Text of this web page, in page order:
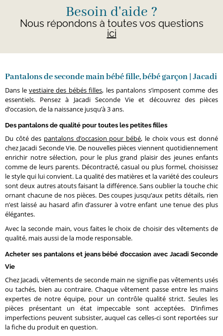
Besoin d'aide ?
Nous répondons à toutes vos questions
ici
Pantalons de seconde main bébé fille, bébé garçon | Jacadi
Dans le vestiaire des bébés filles, les pantalons s’imposent comme des
essentiels. Pensez à Jacadi Seconde Vie et découvrez des pièces
d’occasion, de la naissance jusqu’à 3 ans.
Des pantalons de qualité pour toutes les petites filles
Du côté des pantalons d’occasion pour bébé, le choix vous est donné
chez Jacadi Seconde Vie. De nouvelles pièces viennent quotidiennement
enrichir notre sélection, pour le plus grand plaisir des jeunes enfants
comme de leurs parents. Décontracté, casual ou plus formel, choisissez
le style qui lui convient. La qualité des matières et la variété des couleurs
sont deux autres atouts faisant la différence. Sans oublier la touche chic
ornant chacune de nos pièces. Des coupes jusqu’aux petits détails, rien
n’est laissé au hasard afin d’assurer à votre enfant une tenue des plus
élégantes.
Avec la seconde main, vous faites le choix de choisir des vêtements de
qualité, mais aussi de la mode responsable.
Acheter ses pantalons et jeans bébé d’occasion avec Jacadi Seconde
Vie
Chez Jacadi, vêtements de seconde main ne signifie pas vêtements usés
ou tachés, bien au contraire. Chaque vêtement passe entre les mains
expertes de notre équipe, pour un contrôle qualité strict. Seules les
pièces présentant un état impeccable sont acceptées. D’infimes
imperfections peuvent subsister, auquel cas celles-ci sont reportées sur
la fiche du produit en question.